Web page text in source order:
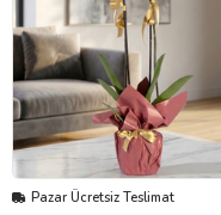
Pazar Ücretsiz Teslimat